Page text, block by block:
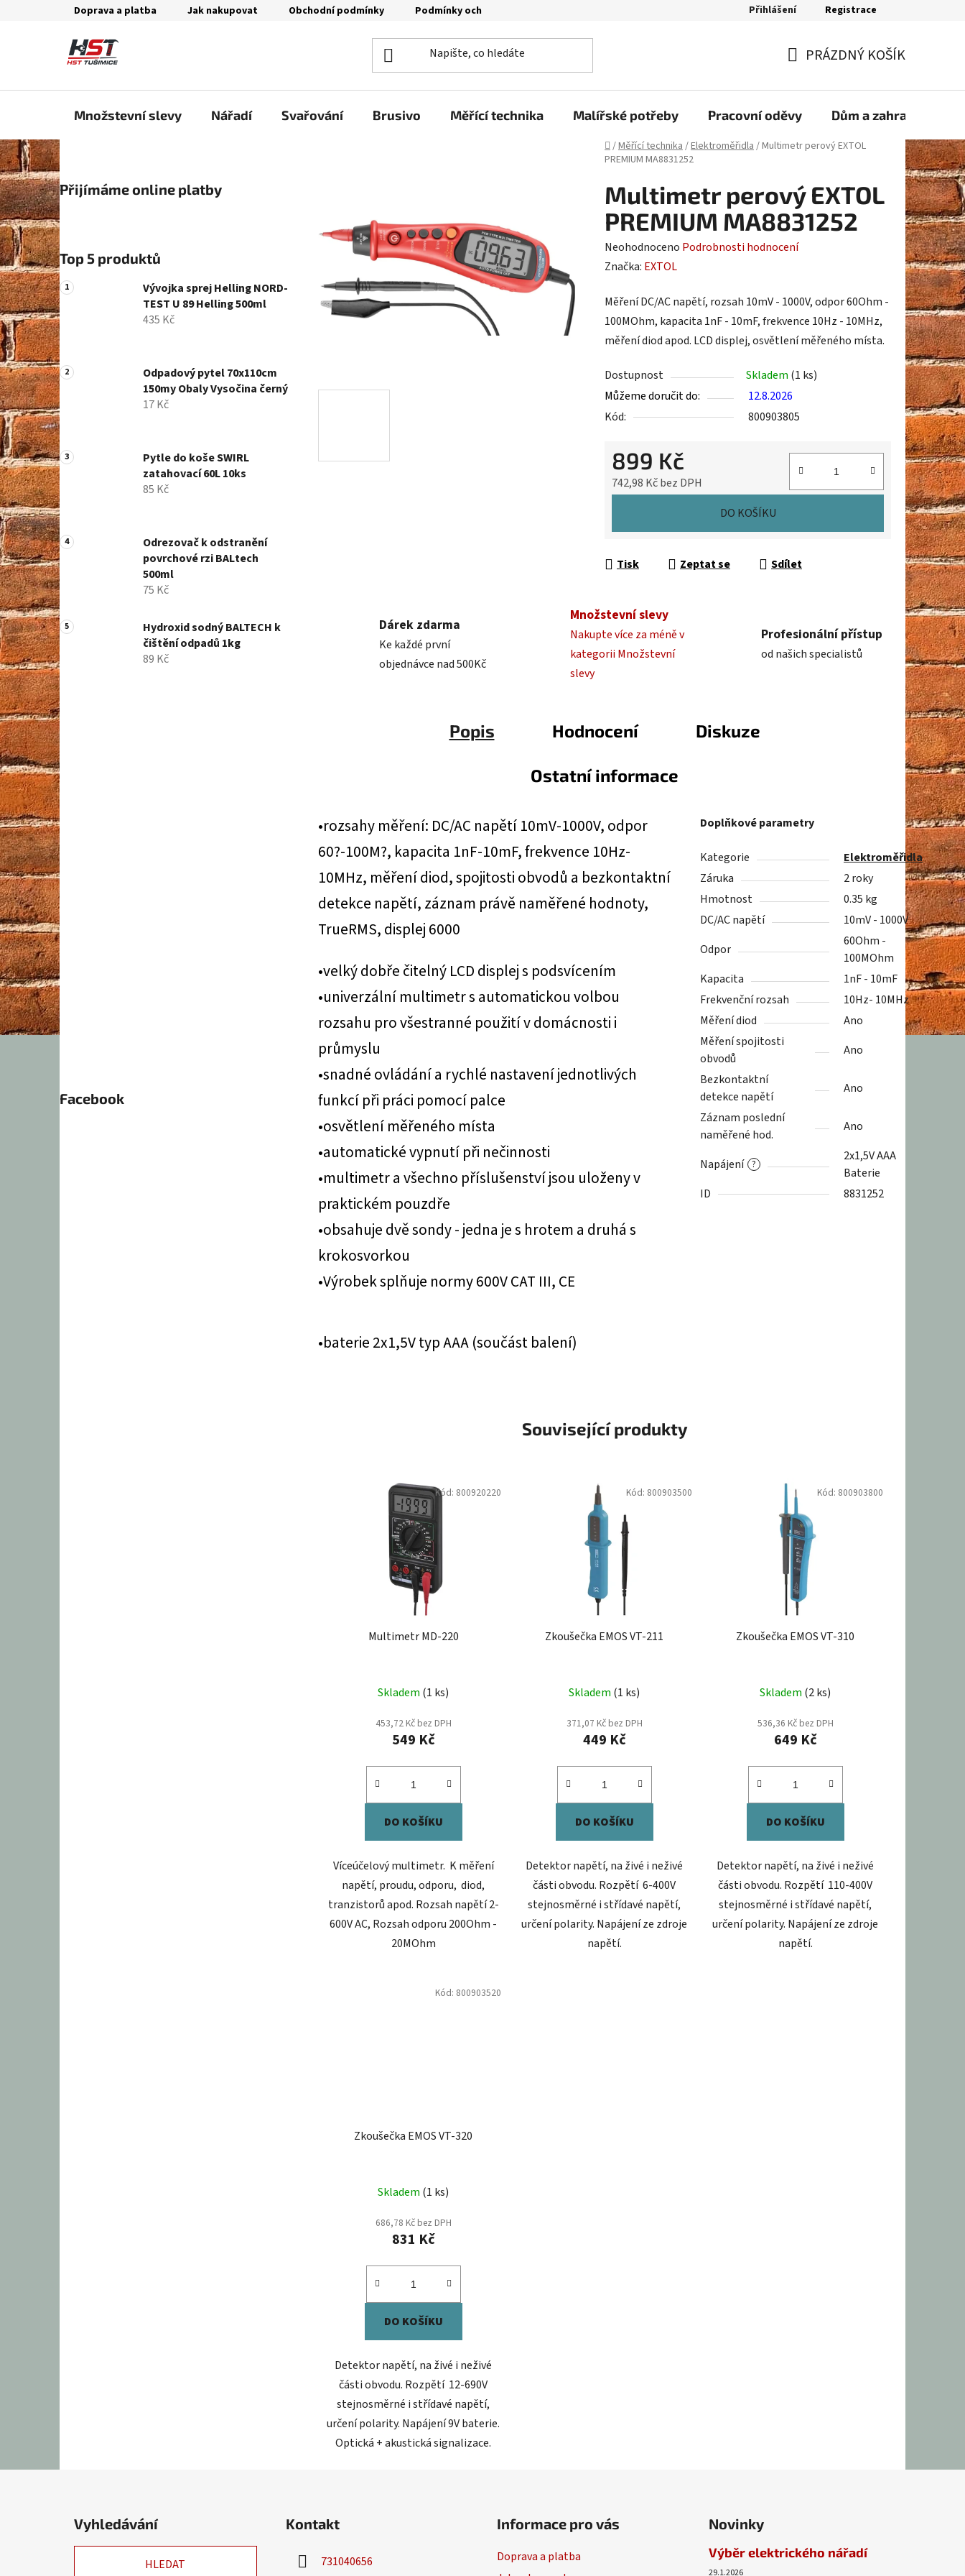
Doprava a platba Jak nakupovat Obchodní podmínky Podmínky ochrany osobních údajů Přihlášení Registrace
KOŠÍK
PRÁZDNÝ KOŠÍK
Množstevní slevy Nářadí Svařování Brusivo Měřící technika Malířské potřeby Pracovní oděvy Dům a zahrada
Domů
/Měřící technika/Elektroměřidla/Multimetr perový EXTOL
PREMIUM MA8831252
P
o
s
t
r
a
n
n
í
p
a
n
e
l
Přijímáme online platby
Top 5 produktů
Vývojka sprej Helling NORD-
TEST U 89 Helling 500ml
435 Kč
Odpadový pytel 70x110cm
150my Obaly Vysočina černý
17 Kč
Pytle do koše SWIRL
zatahovací 60L 10ks
85 Kč
Odrezovač k odstranění
povrchové rzi BALtech
500ml
75 Kč
Hydroxid sodný BALTECH k
čištění odpadů 1kg
89 Kč
Facebook
Multimetr perový EXTOL
PREMIUM MA8831252
Průměrné
hodnocení
je
0,0
z
hvězdiček.
Neohodnoceno Podrobnosti hodnocení
Značka: EXTOL
Měření DC/AC napětí, rozsah 10mV - 1000V, odpor 60Ohm -
100MOhm, kapacita 1nF - 10mF, frekvence 10Hz - 10MHz,
měření diod apod. LCD displej, osvětlení měřeného místa.
Dostupnost Skladem (1 ks)
Můžeme doručit do:
12.8.2026
Kód:
800903805
899 Kč
742,98 Kč bez DPH
DO KOŠÍKU
Tisk Zeptat se Sdílet
Dárek zdarma
Ke každé první
objednávce nad 500Kč
Množstevní slevy
Nakupte více za méně v
kategorii Množstevní
slevy
Profesionální přístup
od našich specialistů
Popis Hodnocení Diskuze
Ostatní informace
•rozsahy měření: DC/AC napětí 10mV-1000V, odpor
60?-100M?, kapacita 1nF-10mF, frekvence 10Hz-
10MHz, měření diod, spojitosti obvodů a bezkontaktní
detekce napětí, záznam právě naměřené hodnoty,
TrueRMS, displej 6000
•velký dobře čitelný LCD displej s podsvícením
•univerzální multimetr s automatickou volbou
rozsahu pro všestranné použití v domácnosti i
průmyslu
•snadné ovládání a rychlé nastavení jednotlivých
funkcí při práci pomocí palce
•osvětlení měřeného místa
•automatické vypnutí při nečinnosti
•multimetr a všechno příslušenství jsou uloženy v
praktickém pouzdře
•obsahuje dvě sondy - jedna je s hrotem a druhá s
krokosvorkou
•Výrobek splňuje normy 600V CAT III, CE
•baterie 2x1,5V typ AAA (součást balení)
Doplňkové parametry
Kategorie
Elektroměřidla
Záruka
2 roky
Hmotnost
0.35 kg
DC/AC napětí
10mV - 1000V
Odpor
60Ohm -
100MOhm
Kapacita
1nF - 10mF
Frekvenční rozsah
10Hz- 10MHz
Měření diod
Ano
Měření spojitosti
obvodů
Ano
Bezkontaktní
detekce napětí
Ano
Záznam poslední
naměřené hod.
Ano
?
Napájení
2x1,5V AAA
Baterie
ID
8831252
Související produkty
Multimetr MD-220
Skladem (1 ks)
453,72 Kč bez DPH
549 Kč
DO KOŠÍKU
Víceúčelový multimetr. K měření
napětí, proudu, odporu, diod,
tranzistorů apod. Rozsah napětí 2-
600V AC, Rozsah odporu 200Ohm -
20MOhm
Kód: 800920220
Zkoušečka EMOS VT-211
Skladem (1 ks)
371,07 Kč bez DPH
449 Kč
DO KOŠÍKU
Detektor napětí, na živé i neživé
části obvodu. Rozpětí 6-400V
stejnosměrné i střídavé napětí,
určení polarity. Napájení ze zdroje
napětí.
Kód: 800903500
Zkoušečka EMOS VT-310
Skladem (2 ks)
536,36 Kč bez DPH
649 Kč
DO KOŠÍKU
Detektor napětí, na živé i neživé
části obvodu. Rozpětí 110-400V
stejnosměrné i střídavé napětí,
určení polarity. Napájení ze zdroje
napětí.
Kód: 800903800
Zkoušečka EMOS VT-320
Skladem (1 ks)
686,78 Kč bez DPH
831 Kč
DO KOŠÍKU
Detektor napětí, na živé i neživé
části obvodu. Rozpětí 12-690V
stejnosměrné i střídavé napětí,
určení polarity. Napájení 9V baterie.
Optická + akustická signalizace.
Kód: 800903520
Vyhledávání
HLEDAT
Kontakt
731040656
Informace pro vás
Doprava a platba
Novinky
Výběr elektrického nářadí
29.1.2026